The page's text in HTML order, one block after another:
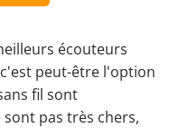
écouteurs
peut-être l'option
fil sont
pas très chers,